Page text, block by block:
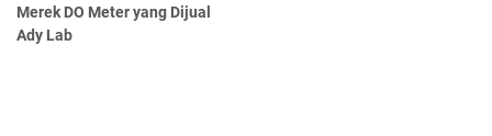
Merek DO Meter yang Dijual
Ady Lab